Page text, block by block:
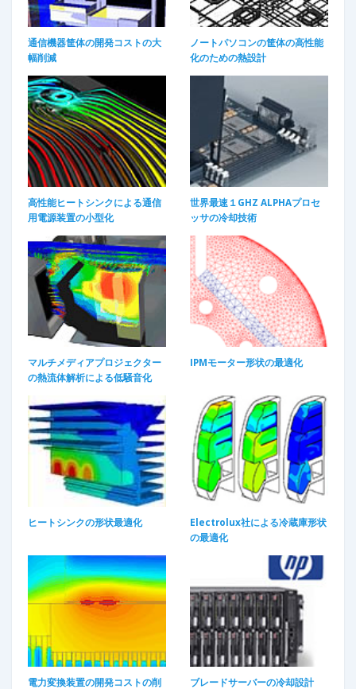
通信機器筐体の開発コストの大
幅削減
ノートパソコンの筐体の高性能
化のための熱設計
高性能ヒートシンクによる通信
用電源装置の小型化
世界最速１GHZ ALPHAプロセ
ッサの冷却技術
マルチメディアプロジェクター
の熱流体解析による低騒音化
IPMモーター形状の最適化
ヒートシンクの形状最適化
Electrolux社による冷蔵庫形状
の最適化
電力変換装置の開発コストの削
ブレードサーバーの冷却設計